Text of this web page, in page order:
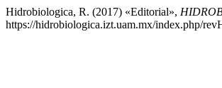
Hidrobiologica, R. (2017) «Editorial»,
https://hidrobiologica.izt.uam.mx/index.php/